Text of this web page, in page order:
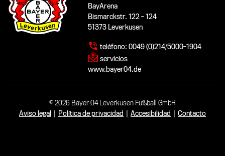
BayArena
Bismarckstr. 122 - 124
51373 Leverkusen
teléfono: 0049 (0)214/5000-1904
servicios
www.bayer04.de
© 2026 Bayer 04 Leverkusen Fußball GmbH
Aviso legal
Política de privacidad Accesibilidad Contacto